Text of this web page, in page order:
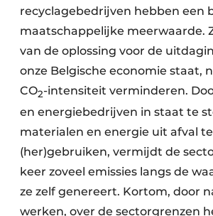
recyclagebedrijven hebben een
maatschappelijke meerwaarde.
van de oplossing voor de
onze Belgische economie staat,
CO2-intensiteit verminderen.
en energiebedrijven in staat te
materialen en energie uit afval te
(her)gebruiken, vermijdt de
keer zoveel emissies langs de
ze zelf genereert. Kortom, door
werken, over de sectorgrenzen